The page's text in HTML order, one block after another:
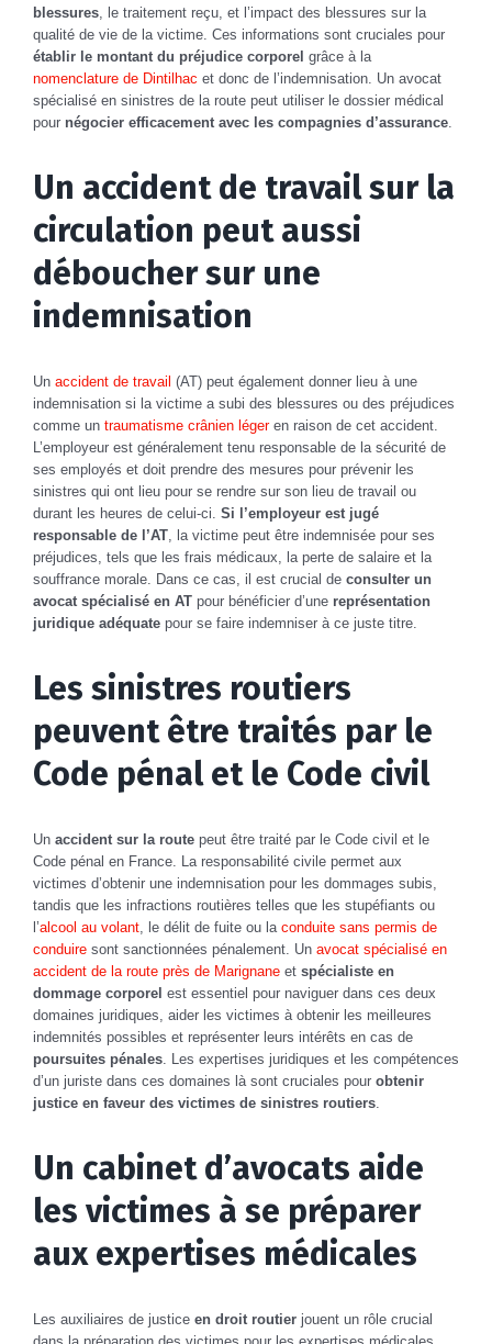
blessures , le traitement reçu, et l’impact des blessures sur la
qualité de vie de la victime. Ces informations sont cruciales pour
établir le montant du préjudice corporel grâce à la
nomenclature de Dintilhac et donc de l’indemnisation. Un avocat
spécialisé en sinistres de la route peut utiliser le dossier médical
pour négocier efficacement avec les compagnies d’assurance
Un accident de travail sur la
circulation peut aussi
déboucher sur une
indemnisation
Un accident de travail (AT) peut également donner lieu à une
indemnisation si la victime a subi des blessures ou des préjudices
comme un traumatisme crânien légeren raison de cet accident.
L’employeur est généralement tenu responsable de la sécurité de
ses employés et doit prendre des mesures pour prévenir les
sinistres qui ont lieu pour se rendre sur son lieu de travail ou
durant les heures de celui-ci. Si l’employeur est jugé
responsable de l’AT , la victime peut être indemnisée pour ses
préjudices, tels que les frais médicaux, la perte de salaire et la
souffrance morale. Dans ce cas, il est crucial de consulter un
avocat spécialisé en AT pour bénéficier d’une représentation
juridique adéquate pour se faire indemniser à ce juste titre.
Les sinistres routiers
peuvent être traités par le
Code pénal et le Code civil
Un accident sur la route peut être traité par le Code civil et le
Code pénal en France. La responsabilité civile permet aux
victimes d’obtenir une indemnisation pour les dommages subis,
tandis que les infractions routières telles que les stupéfiants ou
l’alcool au volant , le délit de fuite ou la conduite sans permis de
conduire sont sanctionnées pénalement. Un avocat spécialisé en
accident de la route près de Marignane et spécialiste en
dommage corporel est essentiel pour naviguer dans ces deux
domaines juridiques, aider les victimes à obtenir les meilleures
indemnités possibles et représenter leurs intérêts en cas de
poursuites pénales . Les expertises juridiques et les compétences
d’un juriste dans ces domaines là sont cruciales pour obtenir
justice en faveur des victimes de sinistres routiers
Un cabinet d’avocats aide
les victimes à se préparer
aux expertises médicales
Les auxiliaires de justice en droit routier jouent un rôle crucial